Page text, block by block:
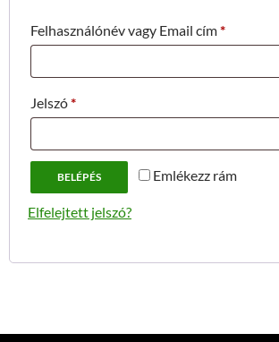
Felhasználónév vagy Email cím*Kötelező
Jelszó*Kötelező
Emlékezz rám
BELÉPÉS
Elfelejtett jelszó?